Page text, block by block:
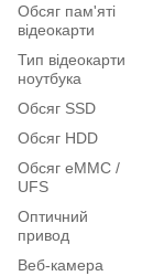
Обсяг пам'яті
відеокарти
Тип відеокарти
ноутбука
Обсяг SSD
Обсяг HDD
Обсяг eMMC /
UFS
Оптичний
привод
Веб-камера